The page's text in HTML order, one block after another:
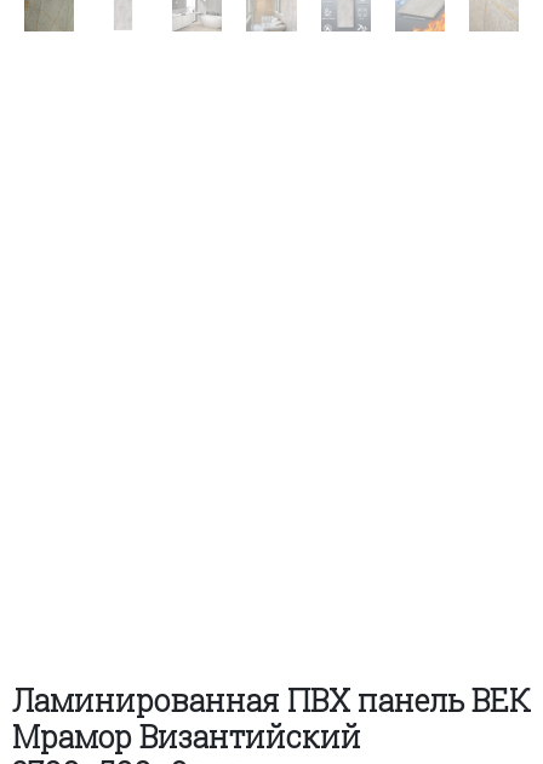
Ламинированная ПВХ панель ВЕК
Мрамор Византийский